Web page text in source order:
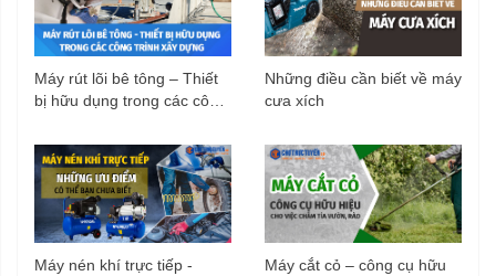
Máy rút lõi bê tông – Thiết
bị hữu dụng trong các công
Những điều cần biết về máy
cưa xích
Máy nén khí trực tiếp -
Máy cắt cỏ – công cụ hữu